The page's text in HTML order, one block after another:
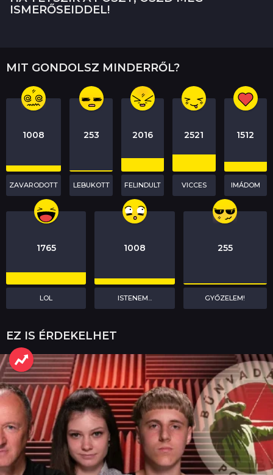
a
n
a
ISMERŐSEIDDEL!
MIT GONDOLSZ MINDERRŐL?
1008
ZAVARODOTT
253
LEBUKOTT
2016
FELINDULT
2521
VICCES
1512
IMÁDOM
1765
LOL
1008
ISTENEM...
255
GYŐZELEM!
EZ IS ÉRDEKELHET